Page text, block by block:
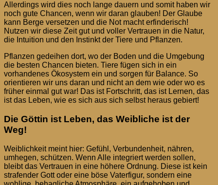
Allerdings wird dies noch lange dauern und somit haben wir
noch gute Chancen, wenn wir daran glauben! Der Glaube
kann Berge versetzen und die Not macht erfinderisch!
Nutzen wir diese Zeit gut und voller Vertrauen in die Natur,
die Intuition und den Instinkt der Tiere und Pflanzen.
Pflanzen gedeihen dort, wo der Boden und die Umgebung
die besten Chancen bieten. Tiere fügen sich in ein
vorhandenes Ökosystem ein und sorgen für Balance. So
orientieren wir uns daran und nicht an dem wie oder wo es
früher einmal gut war! Das ist Fortschritt, das ist Lernen, das
ist das Leben, wie es sich aus sich selbst heraus gebiert!
Die Göttin ist Leben, das Weibliche ist der
Weg!
Weiblichkeit meint hier: Gefühl, Verbundenheit, nähren,
umhegen, schützen. Wenn Alle integriert werden sollen,
bleibt das Vertrauen in eine höhere Ordnung. Diese ist kein
strafender Gott oder eine böse Vaterfigur, sondern eine